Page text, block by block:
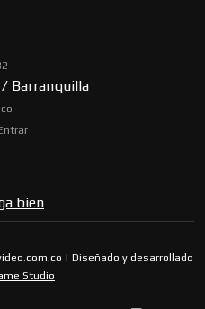
/ Barranquilla
| Diseñado y desarrollado
Studio